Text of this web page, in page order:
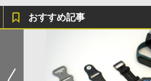
おすすめ記事